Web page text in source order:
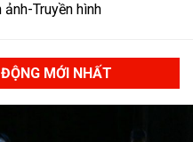
Truyền hình
MỚI NHẤT